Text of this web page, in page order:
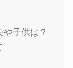
や子供は？